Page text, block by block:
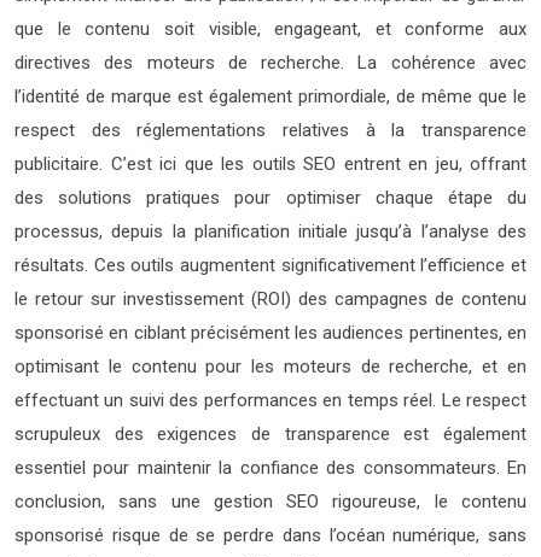
que le contenu soit visible, engageant, et conforme aux
directives des moteurs de recherche. La cohérence avec
l’identité de marque est également primordiale, de même que le
respect des réglementations relatives à la transparence
publicitaire. C’est ici que les outils SEO entrent en jeu, offrant
des solutions pratiques pour optimiser chaque étape du
processus, depuis la planification initiale jusqu’à l’analyse des
résultats. Ces outils augmentent significativement l’efficience et
le retour sur investissement (ROI) des campagnes de contenu
sponsorisé en ciblant précisément les audiences pertinentes, en
optimisant le contenu pour les moteurs de recherche, et en
effectuant un suivi des performances en temps réel. Le respect
scrupuleux des exigences de transparence est également
essentiel pour maintenir la confiance des consommateurs. En
conclusion, sans une gestion SEO rigoureuse, le contenu
sponsorisé risque de se perdre dans l’océan numérique, sans